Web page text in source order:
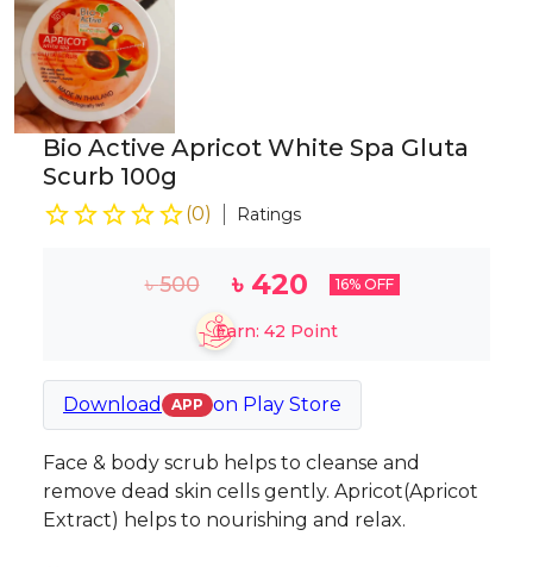
Bio Active Apricot White Spa Gluta
Scurb 100g
(0) Ratings
৳500 ৳ 420 16% OFF
Earn: 42 Point
Download APP on Play Store
Face & body scrub helps to cleanse and
remove dead skin cells gently. Apricot(Apricot
Extract) helps to nourishing and relax.